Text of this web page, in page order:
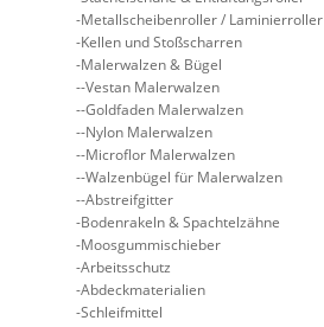
Metallscheibenroller / Laminierroller
Kellen und Stoßscharren
Malerwalzen & Bügel
Vestan Malerwalzen
Goldfaden Malerwalzen
Nylon Malerwalzen
Microflor Malerwalzen
Walzenbügel für Malerwalzen
Abstreifgitter
Bodenrakeln & Spachtelzähne
Moosgummischieber
Arbeitsschutz
Abdeckmaterialien
Schleifmittel